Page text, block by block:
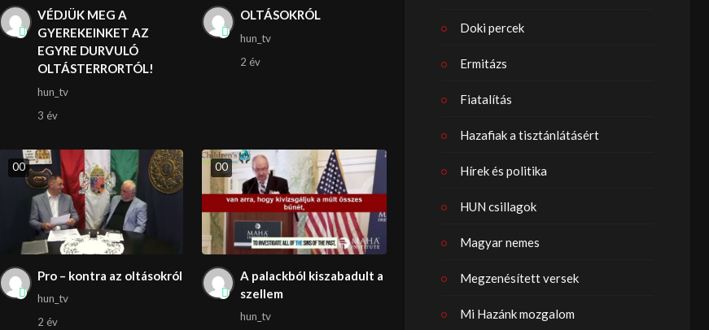
VÉDJÜK MEG A
GYEREKEINKET AZ
EGYRE DURVULÓ
OLTÁSTERRORTÓL!
hun_tv
3 év
OLTÁSOKRÓL
hun_tv
2 év
00
Pro – kontra az oltásokról
hun_tv
2 év
00
A palackból kiszabadult a
szellem
hun_tv
Doki percek
Ermitázs
Fiatalítás
Hazafiak a tisztánlátásért
Hírek és politika
HUN csillagok
Magyar nemes
Megzenésített versek
Mi Hazánk mozgalom